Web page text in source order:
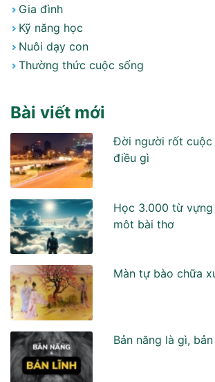
Gia đình
Kỹ năng học
Nuôi dạy con
Thường thức cuộc sống
Bài viết mới
Đời người rốt cuộc
điều gì
Học 3.000 từ
môt bài thơ
Màn tự bào chữa
Bản năng là gì,